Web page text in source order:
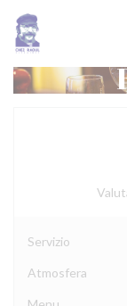
Personalizzazione
Servizio
Atmosfera